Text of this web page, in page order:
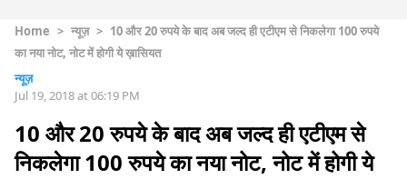
Home > न्यूज़ > 10 और 20 रुपये के बाद अब जल्द ही एटीएम से निकलेगा 100 रुपये
का नया नोट, नोट में होगी ये ख़ासियत
न्यूज़
Jul 19, 2018 at 06:19 PM
10 और 20 रुपये के बाद अब जल्द ही एटीएम से
निकलेगा 100 रुपये का नया नोट, नोट में होगी ये